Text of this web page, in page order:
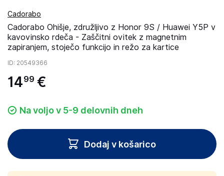
Cadorabo
Cadorabo Ohišje, združljivo z Honor 9S / Huawei Y5P v
kavovinsko rdeča - Zaščitni ovitek z magnetnim
zapiranjem, stoječo funkcijo in režo za kartice
ID: 20549366
1499 €
Na voljo v 5-9 delovnih dneh
Dodaj v košarico